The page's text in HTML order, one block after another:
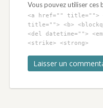
Vous pouvez utiliser ces
<a href="" title="">
title=""> <b>
<del datetime="">
<strike> <strong>